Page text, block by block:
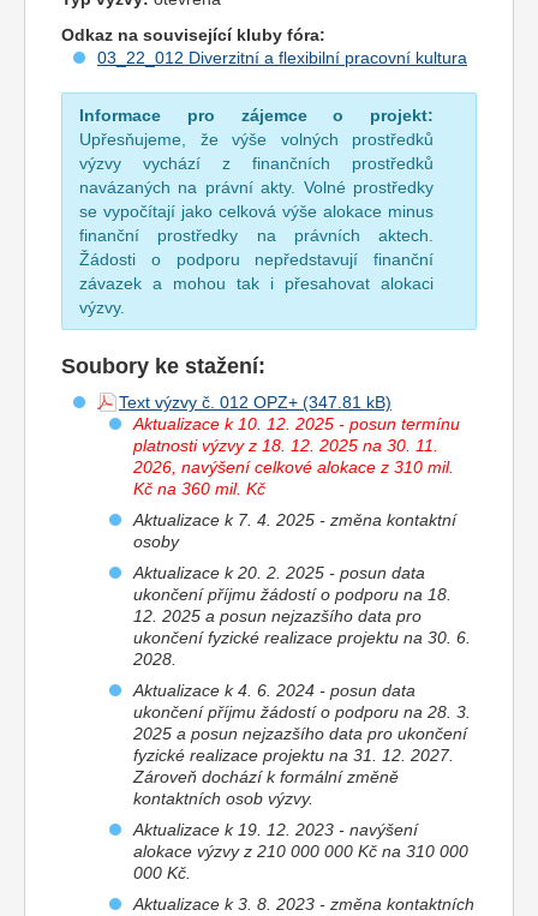
Odkaz na související kluby fóra:
03_22_012 Diverzitní a flexibilní pracovní kultura
Informace pro zájemce o projekt:
Upřesňujeme, že výše volných prostředků
výzvy vychází z finančních prostředků
navázaných na právní akty. Volné prostředky
se vypočítají jako celková výše alokace minus
finanční prostředky na právních aktech.
Žádosti o podporu nepředstavují finanční
závazek a mohou tak i přesahovat alokaci
výzvy.
Soubory ke stažení:
Text výzvy č. 012 OPZ+
Aktualizace k 10. 12. 2025 - posun termínu
platnosti výzvy z 18. 12. 2025 na 30. 11.
2026, navýšení celkové alokace z 310 mil.
Kč na 360 mil. Kč
Aktualizace k 7. 4. 2025 - změna kontaktní
osoby
Aktualizace k 20. 2. 2025 - posun data
ukončení příjmu žádostí o podporu na 18.
12. 2025 a posun nejzazšího data pro
ukončení fyzické realizace projektu na 30. 6.
2028.
Aktualizace k 4. 6. 2024 - posun data
ukončení příjmu žádostí o podporu na 28. 3.
2025 a posun nejzazšího data pro ukončení
fyzické realizace projektu na 31. 12. 2027.
Zároveň dochází k formální změně
kontaktních osob výzvy.
Aktualizace k 19. 12. 2023 - navýšení
alokace výzvy z 210 000 000 Kč na 310 000
000 Kč.
Aktualizace k 3. 8. 2023 - změna kontaktních